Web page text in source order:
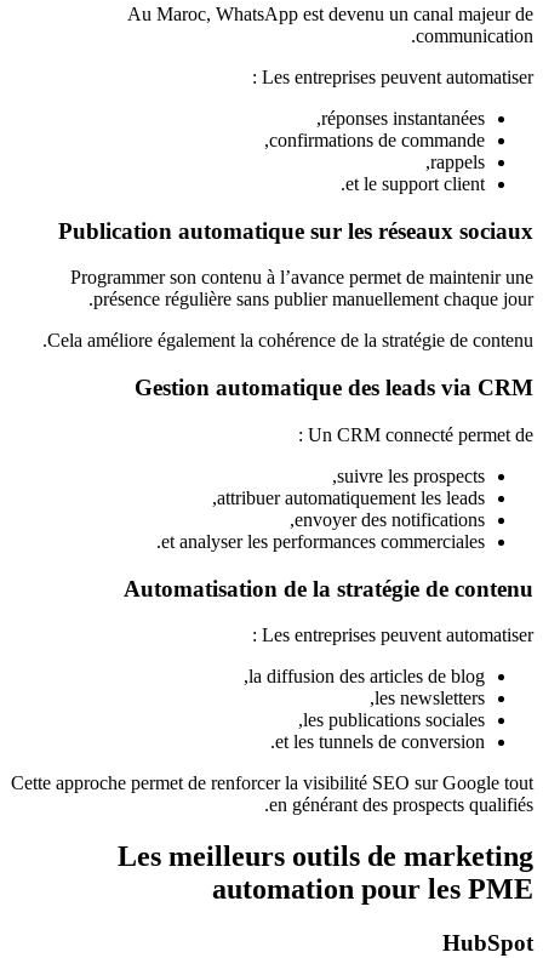
Au Maroc, WhatsApp est devenu un canal majeur de
communication.
Les entreprises peuvent automatiser :
réponses instantanées,
confirmations de commande,
rappels,
et le support client.
Publication automatique sur les réseaux sociaux
Programmer son contenu à l’avance permet de maintenir une
présence régulière sans publier manuellement chaque jour.
Cela améliore également la cohérence de la stratégie de contenu.
Gestion automatique des leads via CRM
Un CRM connecté permet de :
suivre les prospects,
attribuer automatiquement les leads,
envoyer des notifications,
et analyser les performances commerciales.
Automatisation de la stratégie de contenu
Les entreprises peuvent automatiser :
la diffusion des articles de blog,
les newsletters,
les publications sociales,
et les tunnels de conversion.
Cette approche permet de renforcer la visibilité SEO sur Google tout
en générant des prospects qualifiés.
Les meilleurs outils de marketing
automation pour les PME
HubSpot